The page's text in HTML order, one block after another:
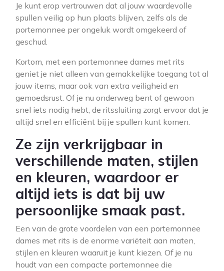
Je kunt erop vertrouwen dat al jouw waardevolle
spullen veilig op hun plaats blijven, zelfs als de
portemonnee per ongeluk wordt omgekeerd of
geschud.
Kortom, met een portemonnee dames met rits
geniet je niet alleen van gemakkelijke toegang tot al
jouw items, maar ook van extra veiligheid en
gemoedsrust. Of je nu onderweg bent of gewoon
snel iets nodig hebt, de ritssluiting zorgt ervoor dat je
altijd snel en efficiënt bij je spullen kunt komen.
Ze zijn verkrijgbaar in
verschillende maten, stijlen
en kleuren, waardoor er
altijd iets is dat bij uw
persoonlijke smaak past.
Een van de grote voordelen van een portemonnee
dames met rits is de enorme variëteit aan maten,
stijlen en kleuren waaruit je kunt kiezen. Of je nu
houdt van een compacte portemonnee die